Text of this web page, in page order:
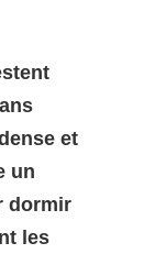
et
un
dormir
les